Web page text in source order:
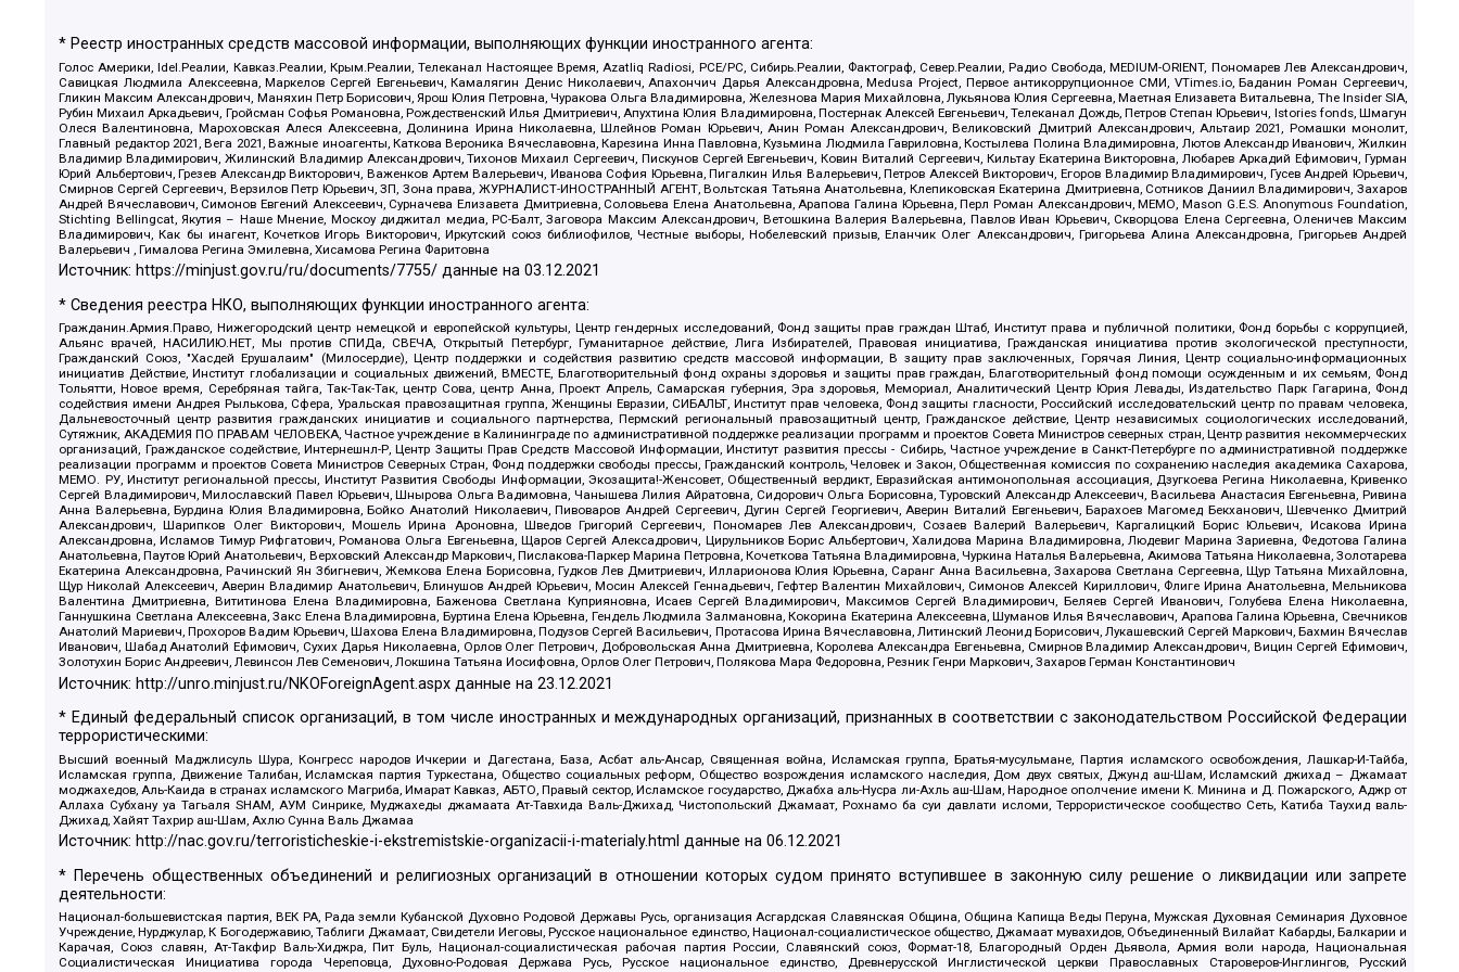
* Реестр иностранных средств массовой информации, выполняющих функции иностранного агента:
Голос Америки, Idel.Реалии, Кавказ.Реалии, Крым.Реалии, Телеканал Настоящее Время, Azatliq Radiosi, PCE/PC, Сибирь.Реалии, Фактограф, Север.Реалии, Радио Свобода, MEDIUM-ORIENT, Пономарев Лев Александрович,
Савицкая Людмила Алексеевна, Маркелов Сергей Евгеньевич, Камалягин Денис Николаевич, Апахончич Дарья Александровна, Medusa Project, Первое антикоррупционное СМИ, VTimes.io, Баданин Роман Сергеевич,
Гликин Максим Александрович, Маняхин Петр Борисович, Ярош Юлия Петровна, Чуракова Ольга Владимировна, Железнова Мария Михайловна, Лукьянова Юлия Сергеевна, Маетная Елизавета Витальевна, The Insider SIA,
Рубин Михаил Аркадьевич, Гройсман Софья Романовна, Рождественский Илья Дмитриевич, Апухтина Юлия Владимировна, Постернак Алексей Евгеньевич, Телеканал Дождь, Петров Степан Юрьевич, Istories fonds, Шмагун
Олеся Валентиновна, Мароховская Алеся Алексеевна, Долинина Ирина Николаевна, Шлейнов Роман Юрьевич, Анин Роман Александрович, Великовский Дмитрий Александрович, Альтаир 2021, Ромашки монолит,
Главный редактор 2021, Вега 2021, Важные иноагенты, Каткова Вероника Вячеславовна, Карезина Инна Павловна, Кузьмина Людмила Гавриловна, Костылева Полина Владимировна, Лютов Александр Иванович, Жилкин
Владимир Владимирович, Жилинский Владимир Александрович, Тихонов Михаил Сергеевич, Пискунов Сергей Евгеньевич, Ковин Виталий Сергеевич, Кильтау Екатерина Викторовна, Любарев Аркадий Ефимович, Гурман
Юрий Альбертович, Грезев Александр Викторович, Важенков Артем Валерьевич, Иванова София Юрьевна, Пигалкин Илья Валерьевич, Петров Алексей Викторович, Егоров Владимир Владимирович, Гусев Андрей Юрьевич,
Смирнов Сергей Сергеевич, Верзилов Петр Юрьевич, ЗП, Зона права, ЖУРНАЛИСТ-ИНОСТРАННЫЙ АГЕНТ, Вольтская Татьяна Анатольевна, Клепиковская Екатерина Дмитриевна, Сотников Даниил Владимирович, Захаров
Андрей Вячеславович, Симонов Евгений Алексеевич, Сурначева Елизавета Дмитриевна, Соловьева Елена Анатольевна, Арапова Галина Юрьевна, Перл Роман Александрович, МЕМО, Mason G.E.S. Anonymous Foundation,
Stichting Bellingcat, Якутия – Наше Мнение, Москоу диджитал медиа, РС-Балт, Заговора Максим Александрович, Ветошкина Валерия Валерьевна, Павлов Иван Юрьевич, Скворцова Елена Сергеевна, Оленичев Максим
Владимирович, Как бы инагент, Кочетков Игорь Викторович, Иркутский союз библиофилов, Честные выборы, Нобелевский призыв, Еланчик Олег Александрович, Григорьева Алина Александровна, Григорьев Андрей
Валерьевич , Гималова Регина Эмилевна, Хисамова Регина Фаритовна
Источник: https://minjust.gov.ru/ru/documents/7755/ данные на03.12.2021
* Сведения реестра НКО, выполняющих функции иностранного агента:
Гражданин.Армия.Право, Нижегородский центр немецкой и европейской культуры, Центр гендерных исследований, Фонд защиты прав граждан Штаб, Институт права и публичной политики, Фонд борьбы с коррупцией,
Альянс врачей, НАСИЛИЮ.НЕТ, Мы против СПИДа, СВЕЧА, Открытый Петербург, Гуманитарное действие, Лига Избирателей, Правовая инициатива, Гражданская инициатива против экологической преступности,
Гражданский Союз, "Хасдей Ерушалаим" (Милосердие), Центр поддержки и содействия развитию средств массовой информации, В защиту прав заключенных, Горячая Линия, Центр социально-информационных
инициатив Действие, Институт глобализации и социальных движений, ВМЕСТЕ, Благотворительный фонд охраны здоровья и защиты прав граждан, Благотворительный фонд помощи осужденным и их семьям, Фонд
Тольятти, Новое время, Серебряная тайга, Так-Так-Так, центр Сова, центр Анна, Проект Апрель, Самарская губерния, Эра здоровья, Мемориал, Аналитический Центр Юрия Левады, Издательство Парк Гагарина, Фонд
содействия имени Андрея Рылькова, Сфера, Уральская правозащитная группа, Женщины Евразии, СИБАЛЬТ, Институт прав человека, Фонд защиты гласности, Российский исследовательский центр по правам человека,
Дальневосточный центр развития гражданских инициатив и социального партнерства, Пермский региональный правозащитный центр, Гражданское действие, Центр независимых социологических исследований,
Сутяжник, АКАДЕМИЯ ПО ПРАВАМ ЧЕЛОВЕКА, Частное учреждение в Калининграде по административной поддержке реализации программ и проектов Совета Министров северных стран, Центр развития некоммерческих
организаций, Гражданское содействие, Интернешнл-Р, Центр Защиты Прав Средств Массовой Информации, Институт развития прессы - Сибирь, Частное учреждение в Санкт-Петербурге по административной поддержке
реализации программ и проектов Совета Министров Северных Стран, Фонд поддержки свободы прессы, Гражданский контроль, Человек и Закон, Общественная комиссия по сохранению наследия академика Сахарова,
МЕМО. РУ, Институт региональной прессы, Институт Развития Свободы Информации, Экозащита!-Женсовет, Общественный вердикт, Евразийская антимонопольная ассоциация, Дзугкоева Регина Николаевна, Кривенко
Сергей Владимирович, Милославский Павел Юрьевич, Шнырова Ольга Вадимовна, Чанышева Лилия Айратовна, Сидорович Ольга Борисовна, Туровский Александр Алексеевич, Васильева Анастасия Евгеньевна, Ривина
Анна Валерьевна, Бурдина Юлия Владимировна, Бойко Анатолий Николаевич, Пивоваров Андрей Сергеевич, Дугин Сергей Георгиевич, Аверин Виталий Евгеньевич, Барахоев Магомед Бекханович, Шевченко Дмитрий
Александрович, Шарипков Олег Викторович, Мошель Ирина Ароновна, Шведов Григорий Сергеевич, Пономарев Лев Александрович, Созаев Валерий Валерьевич, Каргалицкий Борис Юльевич, Исакова Ирина
Александровна, Исламов Тимур Рифгатович, Романова Ольга Евгеньевна, Щаров Сергей Алексадрович, Цирульников Борис Альбертович, Халидова Марина Владимировна, Людевиг Марина Зариевна, Федотова Галина
Анатольевна, Паутов Юрий Анатольевич, Верховский Александр Маркович, Пислакова-Паркер Марина Петровна, Кочеткова Татьяна Владимировна, Чуркина Наталья Валерьевна, Акимова Татьяна Николаевна, Золотарева
Екатерина Александровна, Рачинский Ян Збигневич, Жемкова Елена Борисовна, Гудков Лев Дмитриевич, Илларионова Юлия Юрьевна, Саранг Анна Васильевна, Захарова Светлана Сергеевна, Щур Татьяна Михайловна,
Щур Николай Алексеевич, Аверин Владимир Анатольевич, Блинушов Андрей Юрьевич, Мосин Алексей Геннадьевич, Гефтер Валентин Михайлович, Симонов Алексей Кириллович, Флиге Ирина Анатольевна, Мельникова
Валентина Дмитриевна, Вититинова Елена Владимировна, Баженова Светлана Куприяновна, Исаев Сергей Владимирович, Максимов Сергей Владимирович, Беляев Сергей Иванович, Голубева Елена Николаевна,
Ганнушкина Светлана Алексеевна, Закс Елена Владимировна, Буртина Елена Юрьевна, Гендель Людмила Залмановна, Кокорина Екатерина Алексеевна, Шуманов Илья Вячеславович, Арапова Галина Юрьевна, Свечников
Анатолий Мариевич, Прохоров Вадим Юрьевич, Шахова Елена Владимировна, Подузов Сергей Васильевич, Протасова Ирина Вячеславовна, Литинский Леонид Борисович, Лукашевский Сергей Маркович, Бахмин Вячеслав
Иванович, Шабад Анатолий Ефимович, Сухих Дарья Николаевна, Орлов Олег Петрович, Добровольская Анна Дмитриевна, Королева Александра Евгеньевна, Смирнов Владимир Александрович, Вицин Сергей Ефимович,
Золотухин Борис Андреевич, Левинсон Лев Семенович, Локшина Татьяна Иосифовна, Орлов Олег Петрович, Полякова Мара Федоровна, Резник Генри Маркович, Захаров Герман Константинович
Источник: http://unro.minjust.ru/NKOForeignAgent.aspx данные на23.12.2021
* Единый федеральный список организаций, в том числе иностранных и международных организаций, признанных в соответствии с законодательством Российской Федерации
террористическими:
Высший военный Маджлисуль Шура, Конгресс народов Ичкерии и Дагестана, База, Асбат аль-Ансар, Священная война, Исламская группа, Братья-мусульмане, Партия исламского освобождения, Лашкар-И-Тайба,
Исламская группа, Движение Талибан, Исламская партия Туркестана, Общество социальных реформ, Общество возрождения исламского наследия, Дом двух святых, Джунд аш-Шам, Исламский джихад – Джамаат
моджахедов, Аль-Каида в странах исламского Магриба, Имарат Кавказ, АБТО, Правый сектор, Исламское государство, Джабха аль-Нусра ли-Ахль аш-Шам, Народное ополчение имени К. Минина и Д. Пожарского, Аджр от
Аллаха Субхану уа Тагьаля SHAM, АУМ Синрике, Муджахеды джамаата Ат-Тавхида Валь-Джихад, Чистопольский Джамаат, Рохнамо ба суи давлати исломи, Террористическое сообщество Сеть, Катиба Таухид валь-
Джихад, Хайят Тахрир аш-Шам, Ахлю Сунна Валь Джамаа
Источник: http://nac.gov.ru/terroristicheskie-i-ekstremistskie-organizacii-i-materialy.html данные на06.12.2021
* Перечень общественных объединений и религиозных организаций в отношении которых судом принято вступившее в законную силу решение о ликвидации или запрете
деятельности:
Национал-большевистская партия, ВЕК РА, Рада земли Кубанской Духовно Родовой Державы Русь, организация Асгардская Славянская Община, Община Капища Веды Перуна, Мужская Духовная Семинария Духовное
Учреждение, Нурджулар, К Богодержавию, Таблиги Джамаат, Свидетели Иеговы, Русское национальное единство, Национал-социалистическое общество, Джамаат мувахидов, Объединенный Вилайат Кабарды, Балкарии и
Карачая, Союз славян, Ат-Такфир Валь-Хиджра, Пит Буль, Национал-социалистическая рабочая партия России, Славянский союз, Формат-18, Благородный Орден Дьявола, Армия воли народа, Национальная
Социалистическая Инициатива города Череповца, Духовно-Родовая Держава Русь, Русское национальное единство, Древнерусской Инглистической церкви Православных Староверов-Инглингов, Русский